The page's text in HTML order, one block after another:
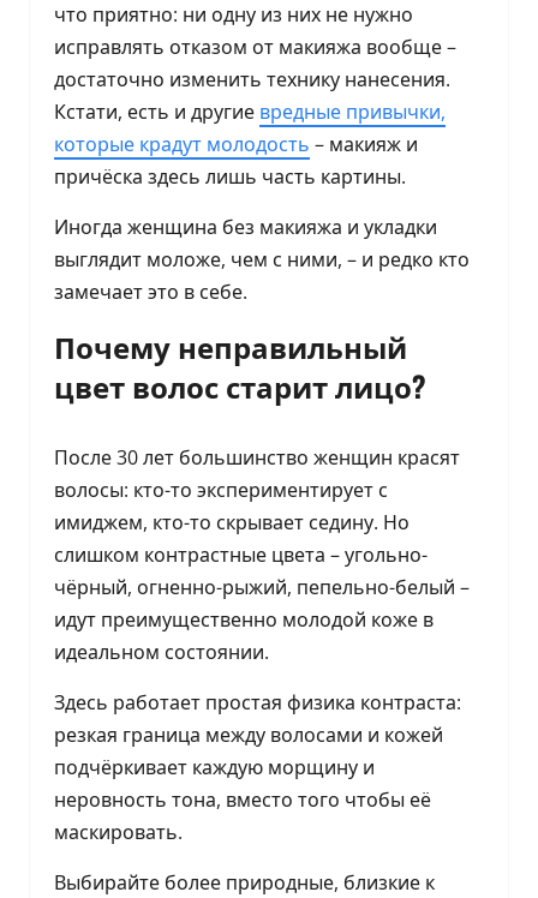
что приятно: ни одну из них не нужно
исправлять отказом от макияжа вообще –
достаточно изменить технику нанесения.
Кстати, есть и другие вредные привычки,
которые крадут молодость – макияж и
причёска здесь лишь часть картины.
Иногда женщина без макияжа и укладки
выглядит моложе, чем с ними, – и редко кто
замечает это в себе.
Почему неправильный
цвет волос старит лицо?
После 30 лет большинство женщин красят
волосы: кто-то экспериментирует с
имиджем, кто-то скрывает седину. Но
слишком контрастные цвета – угольно-
чёрный, огненно-рыжий, пепельно-белый –
идут преимущественно молодой коже в
идеальном состоянии.
Здесь работает простая физика контраста:
резкая граница между волосами и кожей
подчёркивает каждую морщину и
неровность тона, вместо того чтобы её
маскировать.
Выбирайте более природные, близкие к